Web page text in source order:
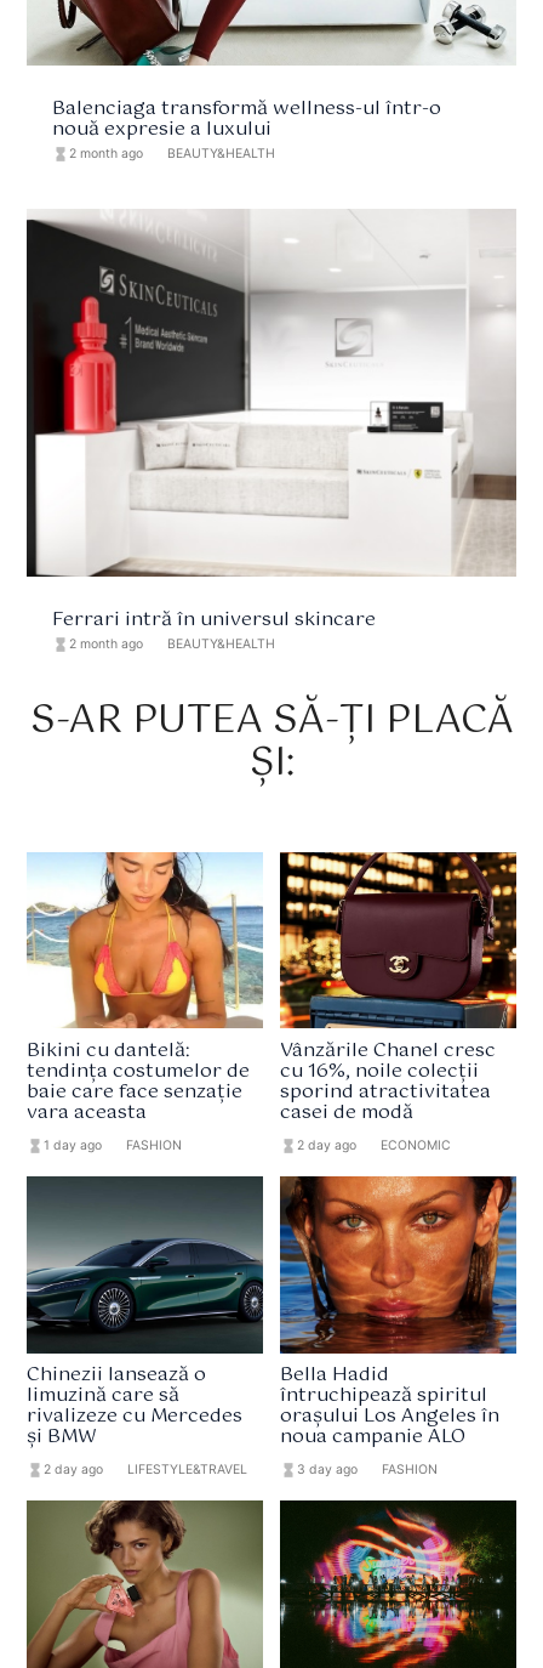
Balenciaga transformă wellness-ul într-o
nouă expresie a luxului
hourglass_full 2 month ago BEAUTY&HEALTH
Ferrari intră în universul skincare
hourglass_full 2 month ago BEAUTY&HEALTH
S-AR PUTEA SĂ-ȚI PLACĂ
ȘI:
Bikini cu dantelă:
tendința costumelor de
baie care face senzație
vara aceasta
hourglass_full1 day ago FASHION
Vânzările Chanel cresc
cu 16%, noile colecții
sporind atractivitatea
casei de modă
hourglass_full 2 day ago ECONOMIC
Chinezii lansează o
limuzină care să
rivalizeze cu Mercedes
și BMW
hourglass_full 2 day ago LIFESTYLE&TRAVEL
Bella Hadid
întruchipează spiritul
orașului Los Angeles în
noua campanie ALO
hourglass_full 3 day ago FASHION